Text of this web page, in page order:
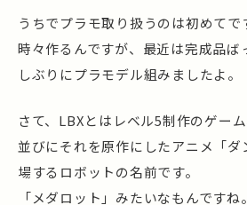
うちでプラモ取り扱うのは初めてで
時々作るんですが、最近は完成品ば
しぶりにプラモデル組みましたよ。
さて、LBXとはレベル5制作のゲーム
並びにそれを原作にしたアニメ「
場するロボットの名前です。
「メダロット」みたいなもんですね。